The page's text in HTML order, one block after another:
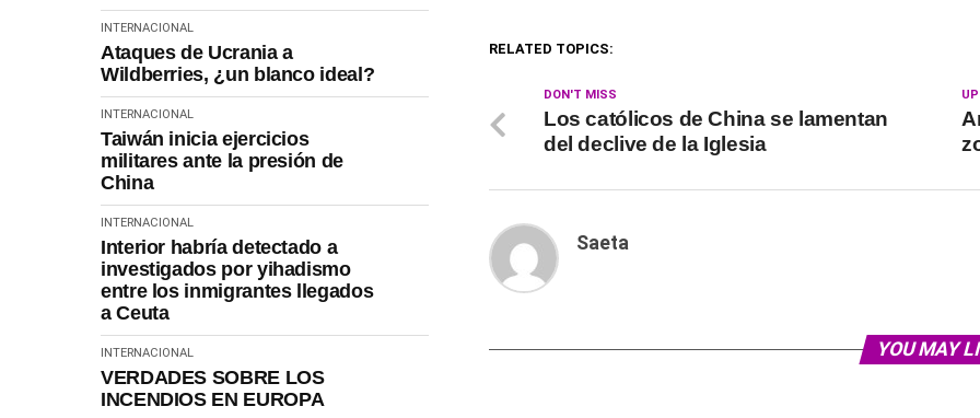
INTERNACIONAL
Ataques de Ucrania a
Wildberries, ¿un blanco ideal?
INTERNACIONAL
Taiwán inicia ejercicios
militares ante la presión de
China
INTERNACIONAL
Interior habría detectado a
investigados por yihadismo
entre los inmigrantes llegados
a Ceuta
INTERNACIONAL
VERDADES SOBRE LOS
INCENDIOS EN EUROPA
RELATED TOPICS:
DON'T MISS
Los católicos de China se lamentan
del declive de la Iglesia
Saeta
YOU MAY